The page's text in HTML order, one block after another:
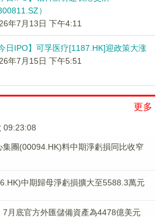
）
年7月13日 下午4:11
今日IPO】可孚医疗[1187.HK]迎政策大涨
年7月15日 下午5:51
更多
09:23:09
集團(00094.HK)料中期淨虧損同比收窄
中期歸母淨虧損擴大至5588.3萬元
7月底官方外匯儲備資產為4478億美元